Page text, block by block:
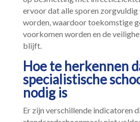
ervoor dat alle sporen
worden, waardoor toekomstige
voorkomen worden en de
blijft.​
Hoe te herkennen
specialistische
nodig is
Er zijn verschillende indicatoren